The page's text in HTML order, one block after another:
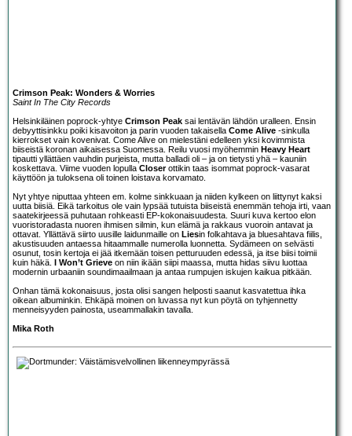
Crimson Peak: Wonders & Worries
Saint In The City Records
Helsinkiläinen poprock-yhtye Crimson Peak sai lentävän lähdön uralleen. Ensin
debyyttisinkku poiki kisavoiton ja parin vuoden takaisella Come Alive -sinkulla
kierrokset vain kovenivat. Come Alive on mielestäni edelleen yksi kovimmista
biiseistä koronan aikaisessa Suomessa. Reilu vuosi myöhemmin Heavy Heart
tipautti yllättäen vauhdin purjeista, mutta balladi oli – ja on tietysti yhä – kauniin
koskettava. Viime vuoden lopulla Closerottikin taas isommat poprock-vasarat
käyttöön ja tuloksena oli toinen loistava korvamato.
Nyt yhtye niputtaa yhteen em. kolme sinkkuaan ja niiden kylkeen on liittynyt kaksi
uutta biisiä. Eikä tarkoitus ole vain lypsää tutuista biiseistä enemmän tehoja irti, vaan
saatekirjeessä puhutaan rohkeasti EP-kokonaisuudesta. Suuri kuva kertoo elon
vuoristoradasta nuoren ihmisen silmin, kun elämä ja rakkaus vuoroin antavat ja
ottavat. Yllättävä siirto uusille laidunmaille on Liesin folkahtava ja bluesahtava fiilis,
akustisuuden antaessa hitaammalle numerolla luonnetta. Sydämeen on selvästi
osunut, tosin kertoja ei jää itkemään toisen petturuuden edessä, ja itse biisi toimii
kuin häkä. I Won’t Grieve on niin ikään siipi maassa, mutta hidas siivu luottaa
modernin urbaaniin soundimaailmaan ja antaa rumpujen iskujen kaikua pitkään.
Onhan tämä kokonaisuus, josta olisi sangen helposti saanut kasvatettua ihka
oikean albuminkin. Ehkäpä moinen on luvassa nyt kun pöytä on tyhjennetty
menneisyyden painosta, useammallakin tavalla.
Mika Roth